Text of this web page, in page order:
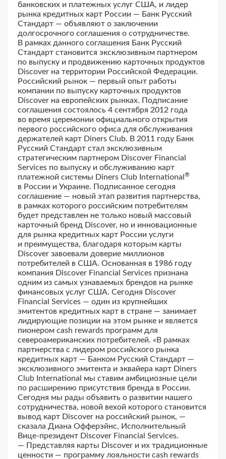
банковских и платежных услуг США, и лидер
рынка кредитных карт России — Банк Русский
Стандарт — объявляют о заключении
долгосрочного соглашения о сотрудничестве.
В рамках данного соглашения Банк Русский
Стандарт становится эксклюзивным партнером
по выпуску и продвижению карточных продуктов
Discover на территории Российской Федерации.
Российский рынок — первый опыт работы
компании по выпуску карточных продуктов
Discover на европейских рынках. Подписание
соглашения состоялось 4 сентября 2012 года
во время церемонии официального открытия
первого российского офиса для обслуживания
держателей карт Diners Club. В 2011 году Банк
Русский Стандарт стал эксклюзивным
стратегическим партнером Discover Financial
Services по выпуску и обслуживанию карт
платежной системы Diners Club International ®
в России и Украине. Подписанное сегодня
соглашение — новый этап развития партнерства,
в рамках которого российским потребителям
будет представлен не только новый массовый
карточный бренд Discover, но и инновационные
для рынка кредитных карт России услуги
и преимущества, благодаря которым карты
Discover завоевали доверие миллионов
потребителей в США. Основанная в 1986 году
компания Discover Financial Services признана
одним из самых узнаваемых брендов на рынке
финансовых услуг США. Сегодня Discover
Financial Services — один из крупнейших
эмитентов кредитных карт в стране — занимает
лидирующие позиции на этом рынке и является
пионером cash rewards программ для
североамериканских потребителей. «В рамках
партнерства с лидером российского рынка
кредитных карт — Банком Русский Стандарт —
эксклюзивного эмитента и эквайера карт Diners
Club International мы ставим амбициозные цели
по расширению присутствия бренда в России.
Сегодня мы рады объявить о развитии нашего
сотрудничества, новой вехой которого становится
вывод карт Discover на российский рынок, —
сказала Диана Офферэйнс, Исполнительный
Вице-президент Discover Financial Services.
— Представляя карты Discover и их традиционные
ценности — программу лояльности cash rewards